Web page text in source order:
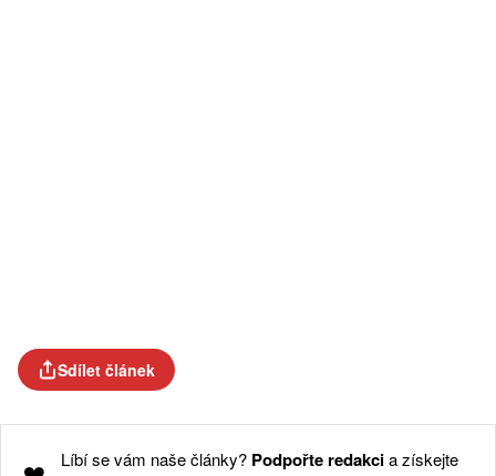
Sdílet článek
Líbí se vám naše články? Podpořte redakcia získejte